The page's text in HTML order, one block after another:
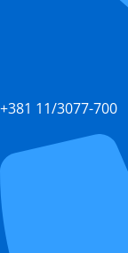
+381 11/3077-700